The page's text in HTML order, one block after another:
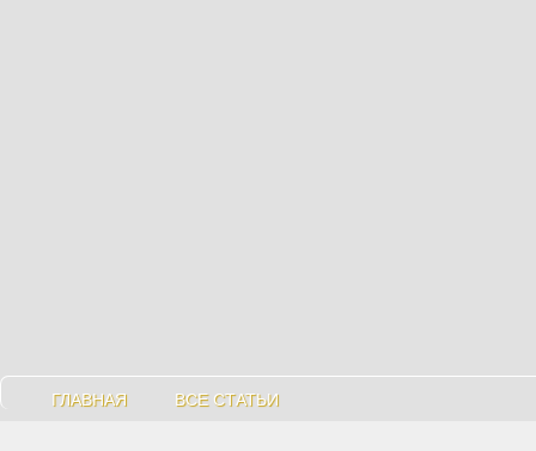
ГЛАВНАЯ ВСЕ СТАТЬИ